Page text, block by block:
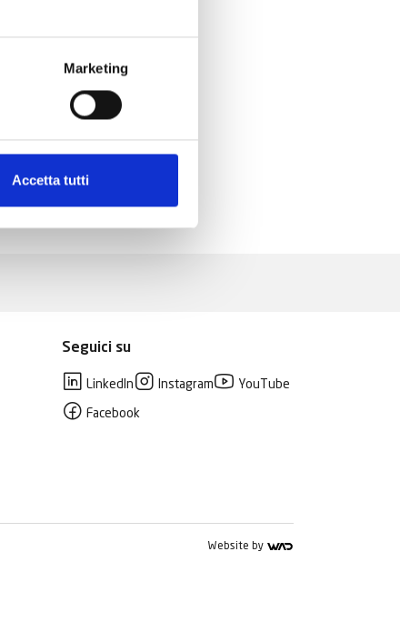
Marketing
Accetta tutti
Seguici su
LinkedIn Instagram
YouTube
Facebook
Website by